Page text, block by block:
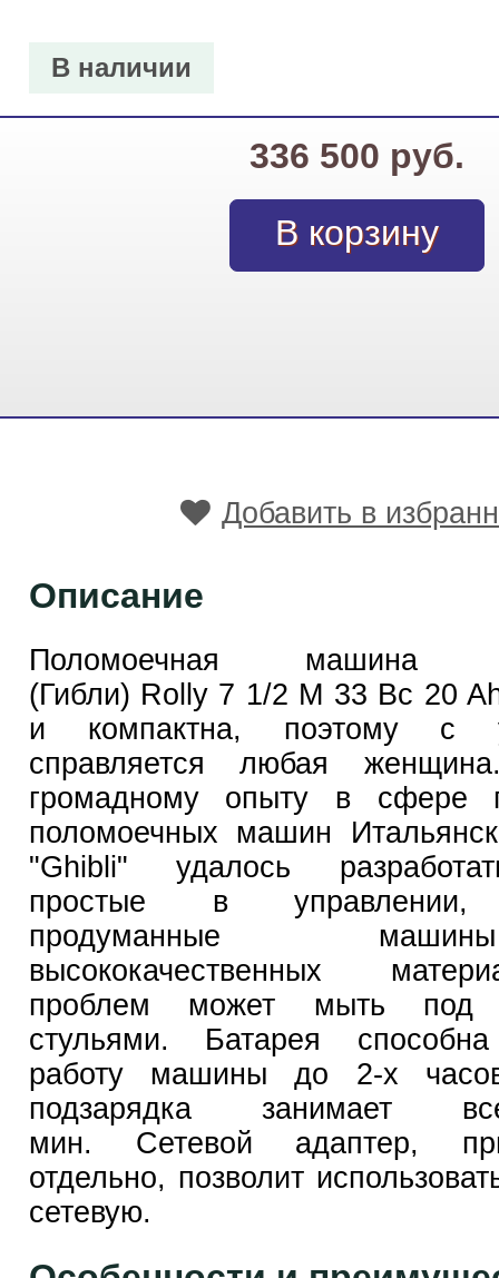
В наличии
336 500 руб.
Добавить в
Описание
Поломоечная машина
(Гибли) Rolly 7 1/2 M 33 Bc 20
и компактна, поэтому с
справляется любая
громадному опыту в сфере
поломоечных машин
"Ghibli" удалось
простые в управлении,
продуманные
высококачественных
проблем может мыть под
стульями. Батарея способна
работу машины до 2-х
подзарядка занимает
мин. Сетевой адаптер,
отдельно, позволит
сетевую.